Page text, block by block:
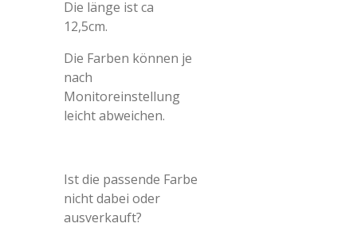
Die länge ist ca
12,5cm.
Die Farben können je
nach
Monitoreinstellung
leicht abweichen.
Ist die passende Farbe
nicht dabei oder
ausverkauft?